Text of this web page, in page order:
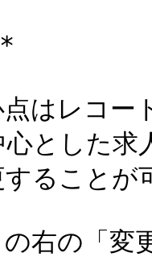
はレコー
とした
ることが
の右の「